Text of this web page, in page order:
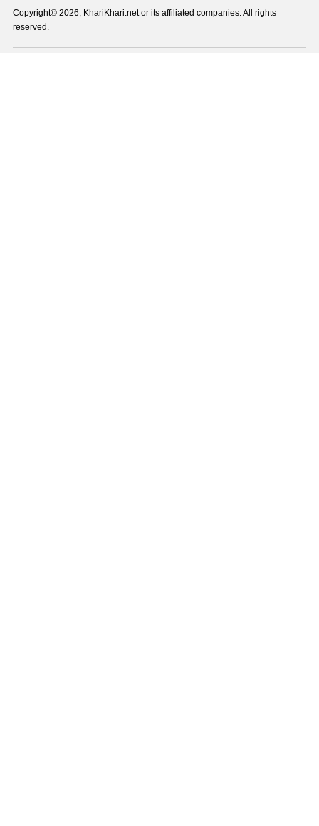
Copyright© 2026, KhariKhari.net or its affiliated companies. All rights
reserved.